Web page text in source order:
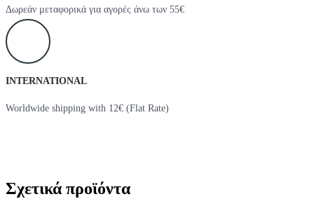
Δωρεάν μεταφορικά για αγορές άνω των 55€
INTERNATIONAL
Worldwide shipping with 12€ (Flat Rate)
Σχετικά προϊόντα